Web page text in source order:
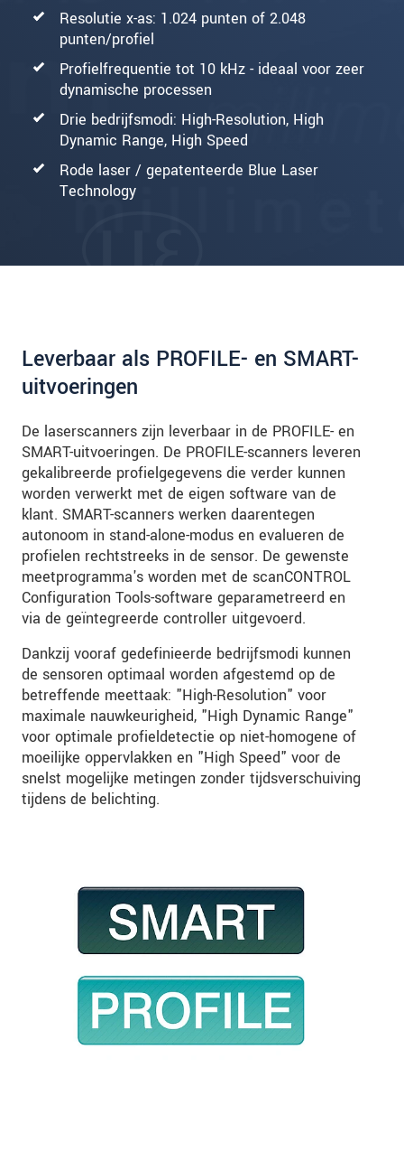
Resolutie x-as: 1.024 punten of 2.048
punten/profiel
Profielfrequentie tot 10 kHz - ideaal voor zeer
dynamische processen
Drie bedrijfsmodi: High-Resolution, High
Dynamic Range, High Speed
Rode laser / gepatenteerde Blue Laser
Technology
Leverbaar als PROFILE- en SMART-
uitvoeringen
De laserscanners zijn leverbaar in de PROFILE- en
SMART-uitvoeringen. De PROFILE-scanners leveren
gekalibreerde profielgegevens die verder kunnen
worden verwerkt met de eigen software van de
klant. SMART-scanners werken daarentegen
autonoom in stand-alone-modus en evalueren de
profielen rechtstreeks in de sensor. De gewenste
meetprogramma's worden met de scanCONTROL
Configuration Tools-software geparametreerd en
via de geïntegreerde controller uitgevoerd.
Dankzij vooraf gedefinieerde bedrijfsmodi kunnen
de sensoren optimaal worden afgestemd op de
betreffende meettaak: "High-Resolution" voor
maximale nauwkeurigheid, "High Dynamic Range"
voor optimale profieldetectie op niet-homogene of
moeilijke oppervlakken en "High Speed" voor de
snelst mogelijke metingen zonder tijdsverschuiving
tijdens de belichting.